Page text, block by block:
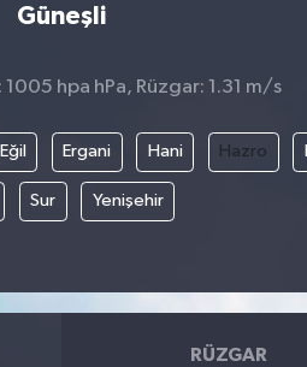
Güneşli
1005 hpa hPa, Rüzgar: 1.31 m/s
Eğil Ergani Hani Hazro
Sur Yenişehir
RÜZGAR